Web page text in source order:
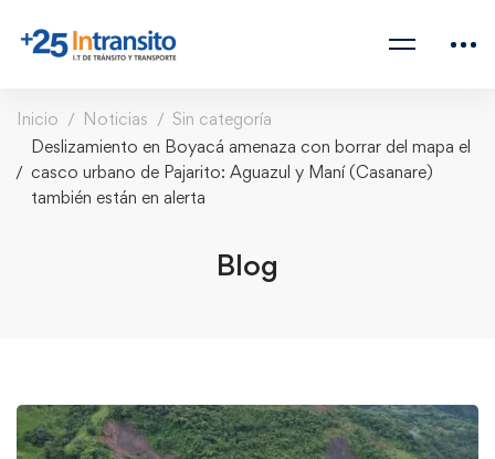
Inicio Noticias
Sin categoría
Deslizamiento en Boyacá amenaza con borrar del mapa el
casco urbano de Pajarito: Aguazul y Maní (Casanare)
también están en alerta
Blog